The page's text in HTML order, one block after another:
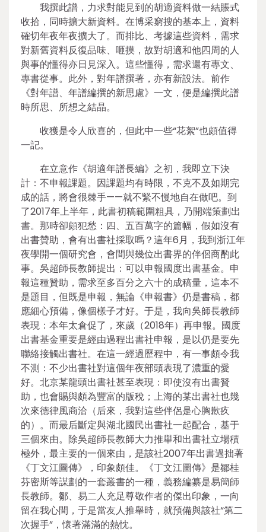
我撰此譜，力求對能見到的胡適資料做一結賬式
收拾，同時擴大新資料。在博采窮搜的基本上，資料
確切年夜年夜擴大了。而排比、考據這些資料，需求
對新舊資料反復品味、咂摸，故對胡適和他四周的人
與事的懂得亦日見深入。這些懂得，需求還有專文、
專書從事。此外，對年譜撰著，亦有新設法。前作
《對年譜、年譜編撰的新思慮》一文，便是編撰此譜
時所思、所想之結晶。
收獲是令人欣喜的，但此中一些“花絮”也頗值得
一記。
在立意作《胡適年譜長編》之初，我即立下決
計：不申報課題。因課題均有時限，不克不及如期完
成的話，將會很棘手——就不緊不慢地自在做吧。到
了2017年上半年，此書初稿範圍粗具，乃開端策劃出
書。那時卻頗犯愁：四、五百萬字的篇幅，假如沒有
出書贊助，會有出書社採取嗎？這年6月，我到浙江年
夜學開一個研究會，會間與幾位出書界的伴侶商酌此
事。吳超師長教師提出：可以申報國度出書基金。申
報這種贊助，需求至多百分之六十的成稿量，這本不
是題目，但既是申報，無論《申報書》仍是書稿，都
應細心預備，像個樣子才好。于是，我向吳師長教師
表現：本年太倉促了，來歲（2018年）再申報。國度
出書基金重要是經由過程出書社申報，是以仍是要先
聯絡接觸出書社。在這一經過歷程中，有一事頗令我
不測：不少出書社對這個年夜部頭表現了濃重的愛
好。北京某龍頭出書社甚至表現：即使沒有出書贊
助，也會賜與頗為豐富的版稅；上海的某出書社也幾
次來德律風商洽（后來，我對這些伴侶是心胸歉疚
的）。而最后斷定與湖北國民出書社一起配合，基于
三個來由。除吳超師長教師大力推舉和出書社立場積
極外，最主要的一個來由，是該社2007年出書過拙著
《丁文江圖傳》，印象頗佳。《丁文江圖傳》是鄒桂
芬密斯等謀劃的一套叢書的一種，義務編纂是易簡師
長教師。鄒、易二人充足尊敬作者的傑出印象，一向
留在我心間，于是當友人推舉時，就預備與該社“第二
次握手”，懷著滿滿的熱忱。